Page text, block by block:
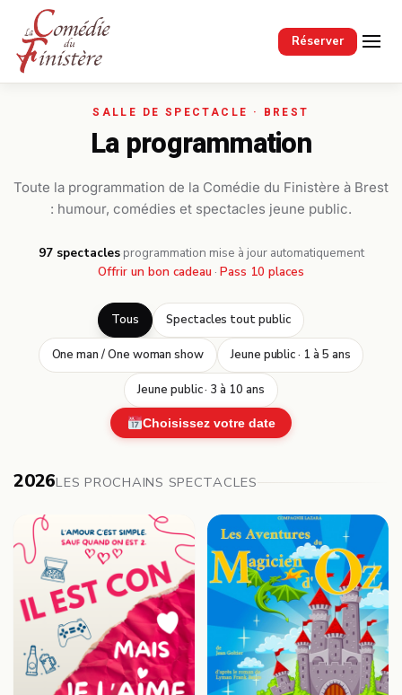
Réserver
Passer au contenu principal
La programmation
Toute la programmation de la Comédie du Finistère à Brest
: humour, comédies et spectacles jeune public.
97 spectacles· programmation mise à jour automatiquement
Offrir un bon cadeau · Pass 10 places
Tous Spectacles tout public
One man / One woman show Jeune public · 1 à 5 ans
Jeune public · 3 à 10 ans
Choisissez votre date
2026LES PROCHAINS SPECTACLES